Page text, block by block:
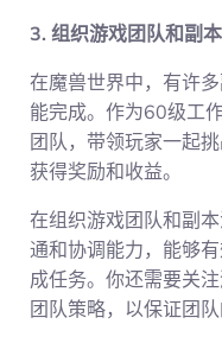
3. 组织游戏团队和副
在魔兽世界中，有许
能完成。作为60级工
团队，带领玩家一起
获得奖励和收益。
在组织游戏团队和副
通和协调能力，能够
成任务。你还需要关
团队策略，以保证团